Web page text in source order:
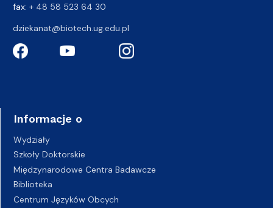
fax: + 48 58 523 64 30
dziekanat@biotech.ug.edu.pl
Informacje o
Wydziały
Szkoły Doktorskie
Międzynarodowe Centra Badawcze
Biblioteka
Centrum Języków Obcych